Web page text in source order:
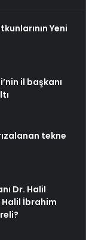
Yeni
il başkanı
tekne
Dr. Halil
Halil İbrahim